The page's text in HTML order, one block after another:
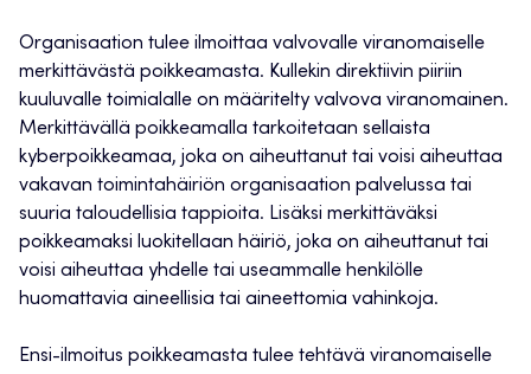
Organisaation tulee ilmoittaa valvovalle viranomaiselle
merkittävästä poikkeamasta. Kullekin direktiivin piiriin
kuuluvalle toimialalle on määritelty valvova viranomainen.
Merkittävällä poikkeamalla tarkoitetaan sellaista
kyberpoikkeamaa, joka on aiheuttanut tai voisi aiheuttaa
vakavan toimintahäiriön organisaation palvelussa tai
suuria taloudellisia tappioita. Lisäksi merkittäväksi
poikkeamaksi luokitellaan häiriö, joka on aiheuttanut tai
voisi aiheuttaa yhdelle tai useammalle henkilölle
huomattavia aineellisia tai aineettomia vahinkoja.
Ensi-ilmoitus poikkeamasta tulee tehtävä viranomaiselle